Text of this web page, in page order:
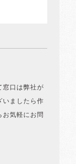
窓口は弊社が
いましたら作
気軽にお問